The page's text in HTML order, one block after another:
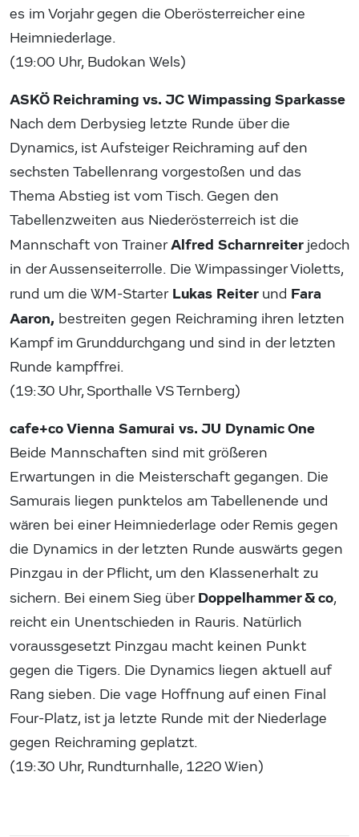
es im Vorjahr gegen die Oberösterreicher eine
Heimniederlage.
(19:00 Uhr, Budokan Wels)
ASKÖ Reichraming vs. JC Wimpassing Sparkasse
Nach dem Derbysieg letzte Runde über die
Dynamics, ist Aufsteiger Reichraming auf den
sechsten Tabellenrang vorgestoßen und das
Thema Abstieg ist vom Tisch. Gegen den
Tabellenzweiten aus Niederösterreich ist die
Mannschaft von TrainerAlfred Scharnreiter jedoch
in der Aussenseiterrolle. Die Wimpassinger Violetts,
rund um die WM-Starter Lukas Reiter und Fara
Aaron, bestreiten gegen Reichraming ihren letzten
Kampf im Grunddurchgang und sind in der letzten
Runde kampffrei.
(19:30 Uhr, Sporthalle VS Ternberg)
cafe+co Vienna Samurai vs. JU Dynamic One
Beide Mannschaften sind mit größeren
Erwartungen in die Meisterschaft gegangen. Die
Samurais liegen punktelos am Tabellenende und
wären bei einer Heimniederlage oder Remis gegen
die Dynamics in der letzten Runde auswärts gegen
Pinzgau in der Pflicht, um den Klassenerhalt zu
sichern. Bei einem Sieg überDoppelhammer & co,
reicht ein Unentschieden in Rauris. Natürlich
voraussgesetzt Pinzgau macht keinen Punkt
gegen die Tigers. Die Dynamics liegen aktuell auf
Rang sieben. Die vage Hoffnung auf einen Final
Four-Platz, ist ja letzte Runde mit der Niederlage
gegen Reichraming geplatzt.
(19:30 Uhr, Rundturnhalle, 1220 Wien)